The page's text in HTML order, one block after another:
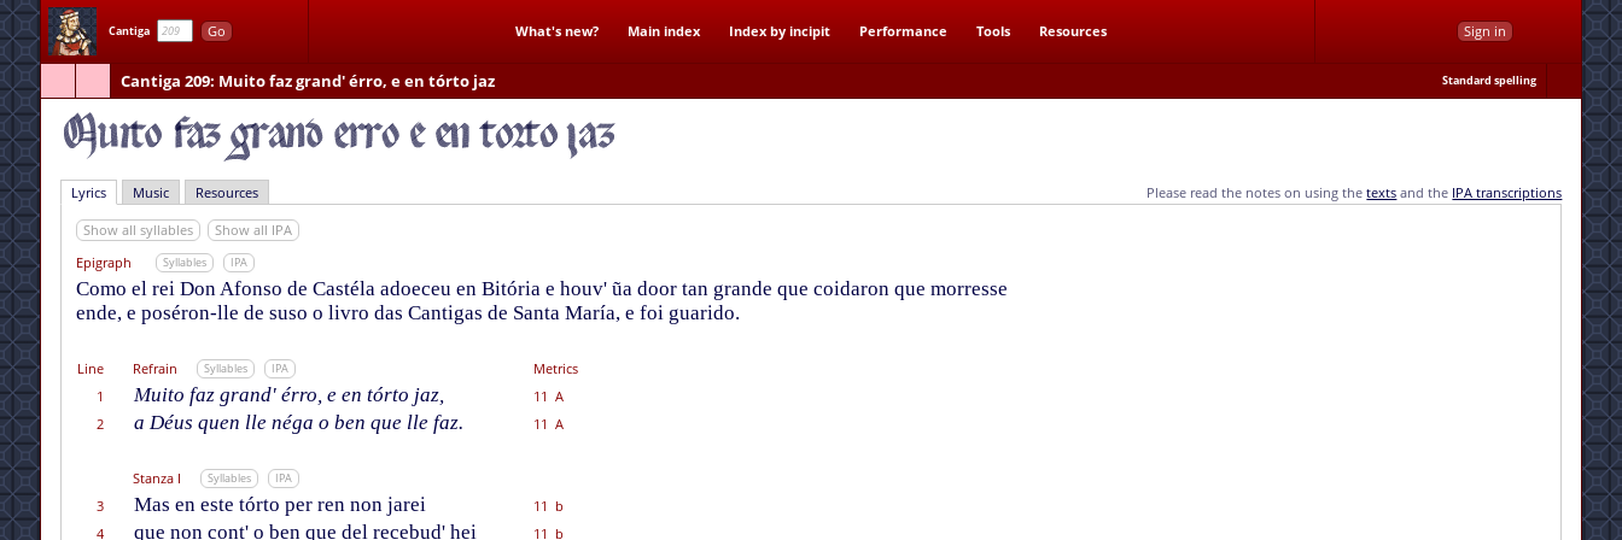
Cantiga Go What's new? Main index Index by incipit Performance Tools Resources Sign in
Cantiga 209: Muito faz grand' érro, e en tórto jaz Standard spelling
Lyrics Music Resources Please read the notes on using thetexts and the IPA transcriptions
Show all syllables
Show all IPA
Epigraph
Syllables IPA
Como el rei Don Afonso de Castéla adoeceu en Bitória e houv' ũa door tan grande que coidaron que morresse
ende, e poséron-lle de suso o livro das Cantigas de Santa María, e foi guarido.
Line Refrain Syllables IPA
Metrics
1
Muito faz grand' érro, e en tórto jaz,
11 A
2
a Déus quen lle néga o ben que lle faz. 11 A
Stanza I Syllables IPA
3 Mas en este tórto per ren non jarei
11 b
4
que non cont' o ben que del recebud' hei
11 b